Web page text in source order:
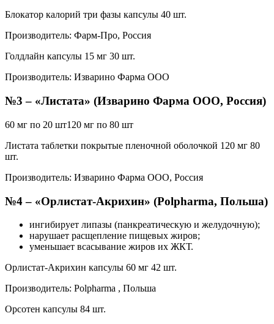
Блокатор калорий три фазы капсулы 40 шт.
Производитель: Фарм-Про, Россия
Голдлайн капсулы 15 мг 30 шт.
Производитель: Изварино Фарма ООО
№3 – «Листата» (Изварино Фарма ООО, Россия)
60 мг по 20 шт120 мг по 80 шт
Листата таблетки покрытые пленочной оболочкой 120 мг 80
шт.
Производитель: Изварино Фарма ООО, Россия
№4 – «Орлистат-Акрихин» (Polpharma, Польша)
ингибирует липазы (панкреатическую и желудочную);
нарушает расщепление пищевых жиров;
уменьшает всасывание жиров их ЖКТ.
Орлистат-Акрихин капсулы 60 мг 42 шт.
Производитель: Polpharma , Польша
Орсотен капсулы 84 шт.